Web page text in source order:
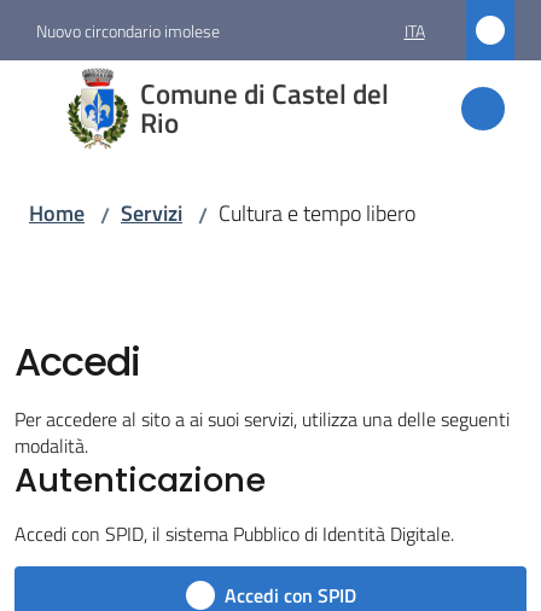
Nuovo circondario imolese ITA
Comune di Castel del
Rio
Comune
di
Castel
Novità
Servizi
Menu selezionato
Vivere
Castel
Home / Servizi / Cultura e tempo libero
Accedi
Per accedere al sito a ai suoi servizi, utilizza una delle seguenti
modalità.
Autenticazione
Accedi con SPID, il sistema Pubblico di Identità Digitale.
Accedi con SPID